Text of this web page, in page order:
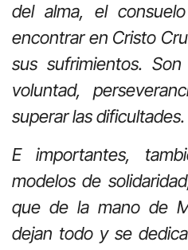
del alma, el
encontrar en Cristo
sus sufrimientos.
voluntad,
superar las dificultades.
E importantes,
modelos de
que de la mano de
dejan todo y se